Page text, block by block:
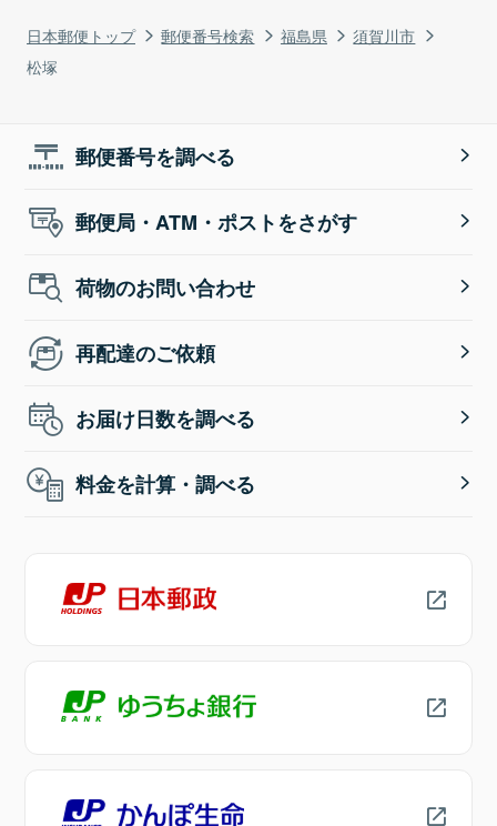
日本郵便トップ 郵便番号検索 福島県
須賀川市
松塚
郵便番号を調べる
郵便局・ATM・ポストをさがす
荷物のお問い合わせ
再配達のご依頼
お届け日数を調べる
料金を計算・調べる